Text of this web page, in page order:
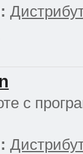
с